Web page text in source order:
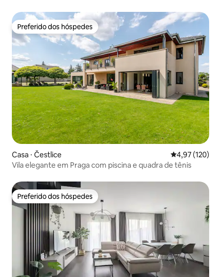
Preferido dos hóspedes
Preferido dos hóspedes
Casa ⋅ Čestlice 4,97 de uma
4,97 (120)
Vila elegante em Praga com piscina e quadra de tênis
Preferido dos hóspedes
Preferido dos hóspedes